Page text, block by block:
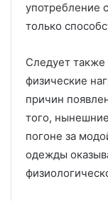
употребление
только
Следует
физические
причин
того,
погоне за
одежды